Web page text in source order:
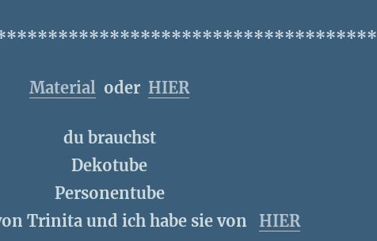
Material oder HIER
du brauchst
Dekotube
Personentube
Trinita und ich habe sie von HIER